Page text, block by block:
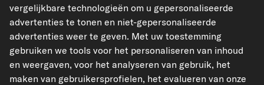
kfzteile24.de kfzteile24.at
carpardoo.fr
carpardoo.dk
vergelijkbare technologieën om u gepersonaliseerde
advertenties te tonen en niet-gepersonaliseerde
advertenties weer te geven. Met uw toestemming
gebruiken we tools voor het personaliseren van inhoud
en weergaven, voor het analyseren van gebruik, het
maken van gebruikersprofielen, het evalueren van onze